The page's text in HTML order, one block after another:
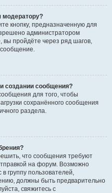
модератору?
кнопку, предназначенную для
администратором
вы пройдёте через ряд шагов,
создании сообщения?
для того, чтобы
сохранённого сообщения
раздела.
что сообщения требуют
на форум. Возможно
группу пользователей,
должны быть предварительно
свяжитесь с